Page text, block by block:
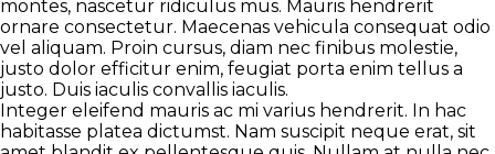
montes, nascetur ridiculus mus. Mauris hendrerit
ornare consectetur. Maecenas vehicula consequat odio
vel aliquam. Proin cursus, diam nec finibus molestie,
justo dolor efficitur enim, feugiat porta enim tellus a
justo. Duis iaculis convallis iaculis.
Integer eleifend mauris ac mi varius hendrerit. In hac
habitasse platea dictumst. Nam suscipit neque erat, sit